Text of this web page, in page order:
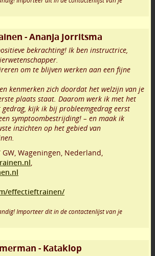
- Ananja Jorritsma
bekrachting! Ik ben instructrice,
om te blijven werken aan een fijne
kenmerken zich doordat het welzijn van je
plaats staat. Daarom werk ik met het
gedrag, kijk ik bij probleemgedrag eerst
symptoombestrijding! – en maak ik
inzichten op het gebied van
GW, Wageningen, Nederland,
,
effectieftrainen/
Importeer dit in de contactenlijst van je
- Kataklop